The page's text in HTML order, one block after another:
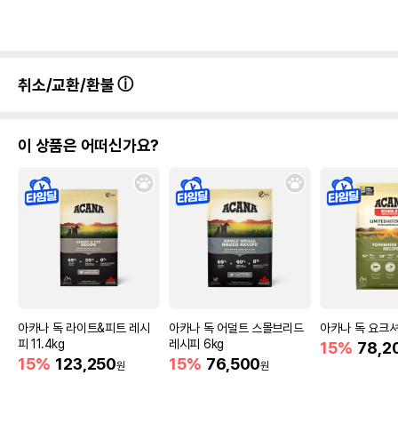
취소/교환/환불
이 상품은 어떠신가요?
아카나 독 라이트&피트 레시
피 11.4kg
15% 123,250원
아카나 독 어덜트 스몰브리드
레시피 6kg
15% 76,500원
아카나 독 요크
15%